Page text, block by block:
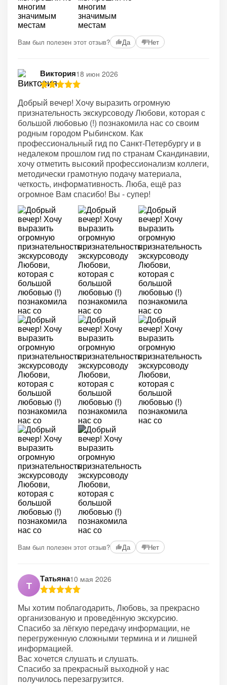
Вам был полезен этот отзыв? Да Нет
Виктория18 июн 2026
Добрый вечер! Хочу выразить огромную
признательность экскурсоводу Любови, которая с
большой любовью (!) познакомила нас со своим
родным городом Рыбинском. Как
профессиональный гид по Санкт-Петербургу и в
недалеком прошлом гид по странам Скандинавии,
хочу отметить высокий профессионализм коллеги,
методически грамотную подачу материала,
четкость, информативность. Люба, ещё раз
огромное Вам спасибо! Вы - супер!
Вам был полезен этот отзыв? Да Нет
Т
Татьяна10 мая 2026
Мы хотим поблагодарить, Любовь, за прекрасно
организованую и проведённую экскурсию.
Спасибо за лёгкую передачу информации, не
перегруженную сложными термина и и лишней
информацией.
Вас хочется слушать и слушать.
Спасибо за прекрасный выходной у нас
получилось перезагрузится.